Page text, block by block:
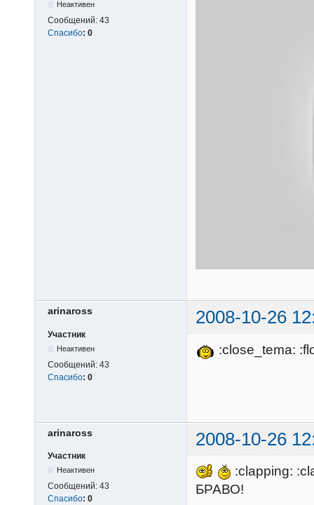
Неактивен
Сообщений: 43
Спасибо: 0
arinaross 2008-10-26
Участник
Неактивен
Сообщений: 43
Спасибо: 0
:close_tema:
arinaross 2008-10-26
Участник
Неактивен
Сообщений: 43
Спасибо: 0
:clapping:
БРАВО!